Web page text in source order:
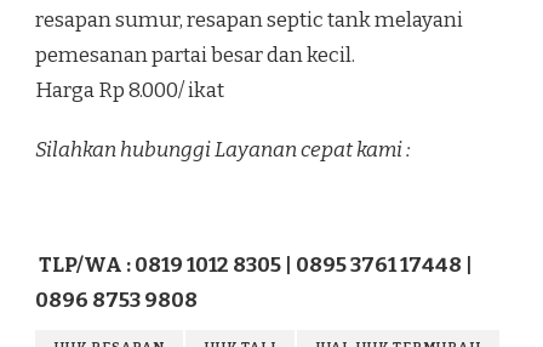
resapan sumur, resapan septic tank melayani
pemesanan partai besar dan kecil.
Harga Rp 8.000/ ikat
Silahkan hubunggi Layanan cepat kami :
TLP/WA : 0819 1012 8305 | 0895 3761 17448 |
0896 8753 9808